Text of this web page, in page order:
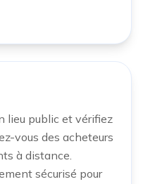
lieu public et vérifiez
vous des acheteurs
à distance.
sécurisé pour